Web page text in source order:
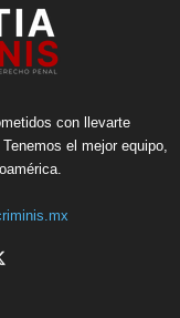
con llevarte
el mejor equipo,